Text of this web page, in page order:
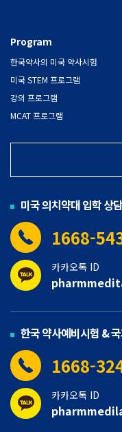
Program
한국약사의 미국 약사시험
미국 STEM 프로그램
강의 프로그램
MCAT 프로그램
미국 의치약대 입학 상담
1668-
카카오톡 ID
한국 약사예비시험 &
1668-
카카오톡 ID